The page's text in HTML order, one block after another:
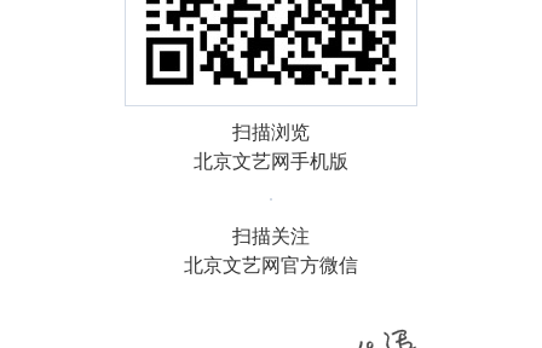
扫描浏览
北京文艺网手机版
扫描关注
北京文艺网官方微信